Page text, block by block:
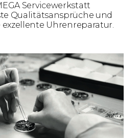
Servicewerkstatt
Qualitätsansprüche und
Uhrenreparatur.